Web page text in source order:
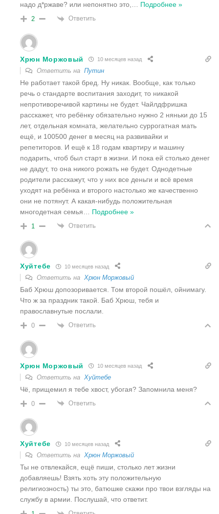
надо д*ржаве? или непонятно это,
Подробнее »
2 Ответить
Хрюн Моржовый 10 месяцев назад
Ответить на Путин
Не работает такой бред. Ну никак. Вообще, как только
речь о стандарте воспитания заходит, то никакой
непротиворечивой картины не будет. Чайлдфришка
расскажет, что ребёнку обязательно нужно 2 няньки до 15
лет, отдельная комната, желательно суррогатная мать
ещё, и 100500 денег в месяц на развивайки и
репетиторов. И ещё к 18 годам квартиру и машину
подарить, чтоб был старт в жизни. И пока ей столько денег
не дадут, то она никого рожать не будет. Однодетные
родители расскажут, что у них все деньги и всё время
уходят на ребёнка и второго настолько же качественно
они не потянут. А какая-нибудь положительная
многодетная семья
Подробнее »
1 Ответить
Хуйтебе 10 месяцев назад
Ответить на Хрюн Моржовый
Баб Хрюш допозоривается. Том второй пошёл, ойнимагу.
Что ж за праздник такой. Баб Хрюш, тебя и
православнутые послали.
0 Ответить
Хрюн Моржовый 10 месяцев назад
Ответить на Хуйтебе
Чё, прищемил я тебе хвост, убогая? Запомнила меня?
0 Ответить
Хуйтебе 10 месяцев назад
Ответить на Хрюн Моржовый
Ты не отвлекайся, ещё пиши, столько лет жизни
добавляешь! Взять хоть эту положительную
религиозность) ты это, батюшке скажи про твои взгляды на
службу в армии. Послушай, что ответит.